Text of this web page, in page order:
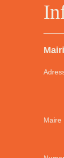
Maire